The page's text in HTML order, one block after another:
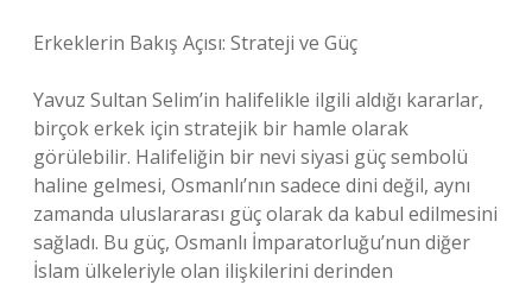
Erkeklerin Bakış Açısı: Strateji ve Güç
Yavuz Sultan Selim’in halifelikle ilgili aldığı kararlar,
birçok erkek için stratejik bir hamle olarak
görülebilir. Halifeliğin bir nevi siyasi güç sembolü
haline gelmesi, Osmanlı’nın sadece dini değil, aynı
zamanda uluslararası güç olarak da kabul edilmesini
sağladı. Bu güç, Osmanlı İmparatorluğu’nun diğer
İslam ülkeleriyle olan ilişkilerini derinden